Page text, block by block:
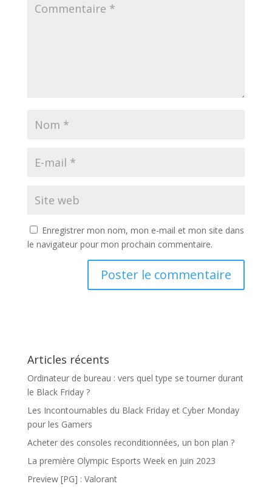
Enregistrer mon nom, mon e-mail et mon site dans
le navigateur pour mon prochain commentaire.
Articles récents
Ordinateur de bureau : vers quel type se tourner durant
le Black Friday ?
Les Incontournables du Black Friday et Cyber Monday
pour les Gamers
Acheter des consoles reconditionnées, un bon plan ?
La première Olympic Esports Week en juin 2023
Preview [PG] : Valorant